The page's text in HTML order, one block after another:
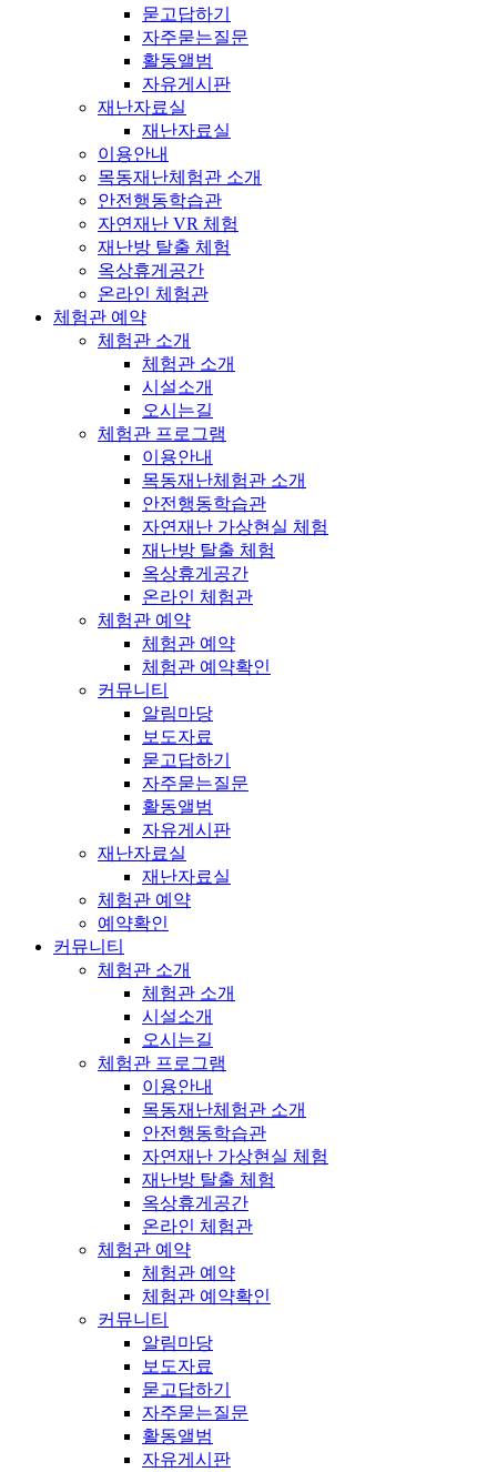
묻고답하기
자주묻는질문
활동앨범
자유게시판
재난자료실
재난자료실
이용안내
목동재난체험관 소개
안전행동학습관
자연재난 VR 체험
재난방 탈출 체험
옥상휴게공간
온라인 체험관
체험관 예약
체험관 소개
체험관 소개
시설소개
오시는길
체험관 프로그램
이용안내
목동재난체험관 소개
안전행동학습관
자연재난 가상현실 체험
재난방 탈출 체험
옥상휴게공간
온라인 체험관
체험관 예약
체험관 예약
체험관 예약확인
커뮤니티
알림마당
보도자료
묻고답하기
자주묻는질문
활동앨범
자유게시판
재난자료실
재난자료실
체험관 예약
예약확인
커뮤니티
체험관 소개
체험관 소개
시설소개
오시는길
체험관 프로그램
이용안내
목동재난체험관 소개
안전행동학습관
자연재난 가상현실 체험
재난방 탈출 체험
옥상휴게공간
온라인 체험관
체험관 예약
체험관 예약
체험관 예약확인
커뮤니티
알림마당
보도자료
묻고답하기
자주묻는질문
활동앨범
자유게시판